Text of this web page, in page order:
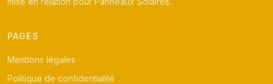
PAGES
Mentions légales
Politique de confidentialité